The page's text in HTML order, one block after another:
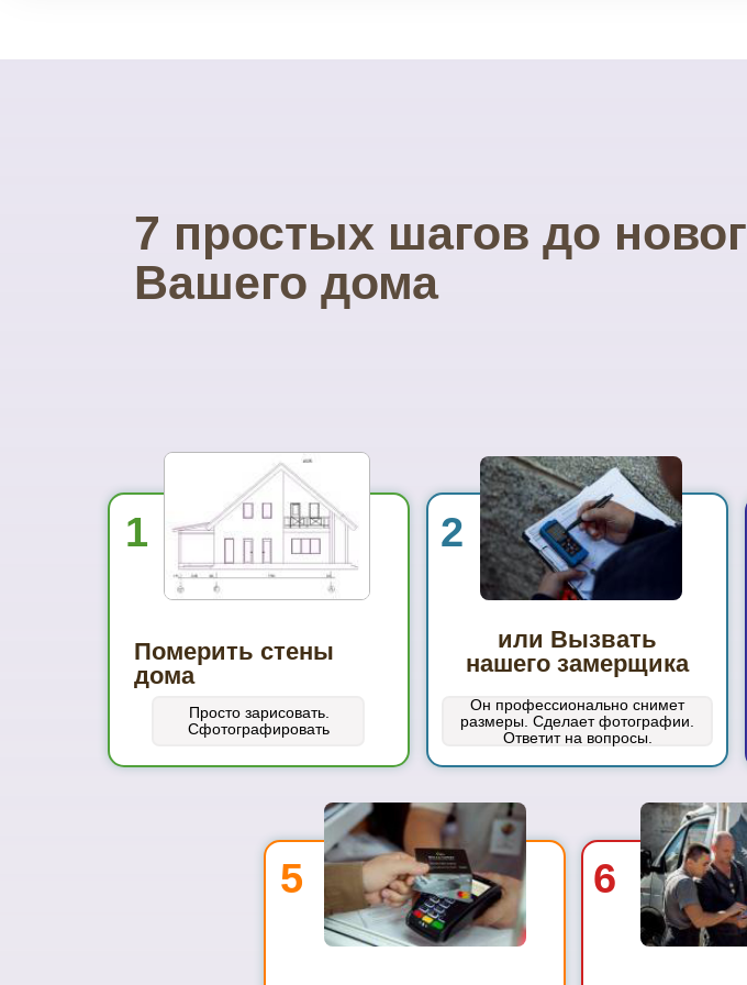
7 простых шагов до
Вашего дома
1
Померить стены
дома
2
или Вызвать
нашего замерщика
Он профессионально снимет
размеры. Сделает фотографии.
Ответит на вопросы.
Просто зарисовать.
Сфотографировать
5 6